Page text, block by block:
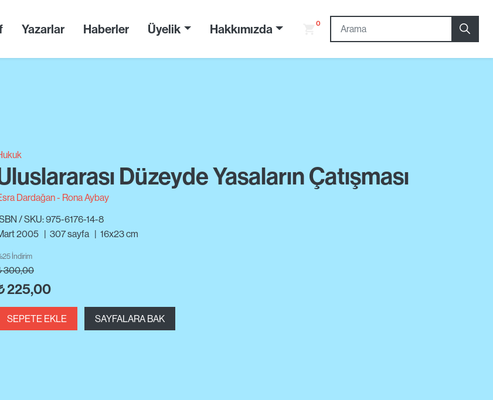
Yazarlar Haberler Üyelik Hakkımızda 0
Düzeyde Yasaların Çatışması
Dardağan
Rona Aybay
/ SKU: 975-6176-14-8
2005 | 307sayfa | 16x23 cm
İndirim
300,00
225,00
SEPETE EKLE SAYFALARA BAK